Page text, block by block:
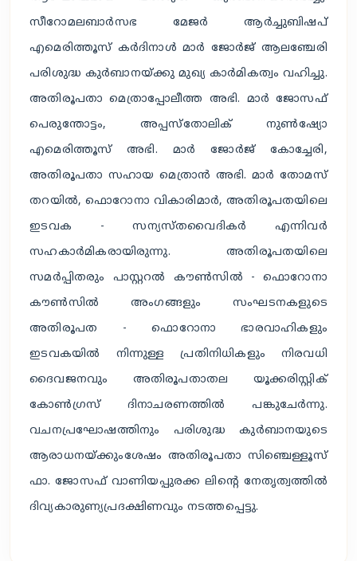
സീറോമലബാർസഭ മേജർ ആർച്ചുബിഷപ്
എമെരിത്തൂസ് കർദിനാൾ മാർ ജോർജ് ആലഞ്ചേരി
പരിശുദ്ധ കുർബാനയ്ക്കു മുഖ്യ കാർമികത്വം വഹിച്ചു.
അതിരൂപതാ മെത്രാപ്പോലീത്ത അഭി. മാർ ജോസഫ്
പെരുന്തോട്ടം, അപ്പസ്തോലിക് നുൺഷ്യോ
എമെരിത്തൂസ് അഭി. മാർ ജോർജ് കോച്ചേരി,
അതിരൂപതാ സഹായ മെത്രാൻ അഭി. മാർ തോമസ്
തറയിൽ, ഫൊറോനാ വികാരിമാർ, അതിരൂപതയിലെ
ഇടവക - സന്യസ്തവൈദികർ എന്നിവർ
സഹകാർമികരായിരുന്നു. അതിരൂപതയിലെ
സമർപ്പിതരും പാസ്റ്ററൽ കൗൺസിൽ - ഫൊറോനാ
കൗൺസിൽ അംഗങ്ങളും സംഘടനകളുടെ
അതിരൂപത - ഫൊറോനാ ഭാരവാഹികളും
ഇടവകയിൽ നിന്നുള്ള പ്രതിനിധികളും നിരവധി
ദൈവജനവും അതിരൂപതാതല യൂക്കരിസ്റ്റിക്
കോൺഗ്രസ് ദിനാചരണത്തിൽ പങ്കുചേർന്നു.
വചനപ്രഘോഷത്തിനും പരിശുദ്ധ കുർബാനയുടെ
ആരാധനയ്ക്കുംശേഷം അതിരൂപതാ സിഞ്ചെള്ളൂസ്
ഫാ. ജോസഫ് വാണിയപ്പുരക്ക ലിൻ്റെ നേതൃത്വത്തിൽ
ദിവ്യകാരുണ്യപ്രദക്ഷിണവും നടത്തപ്പെട്ടു.